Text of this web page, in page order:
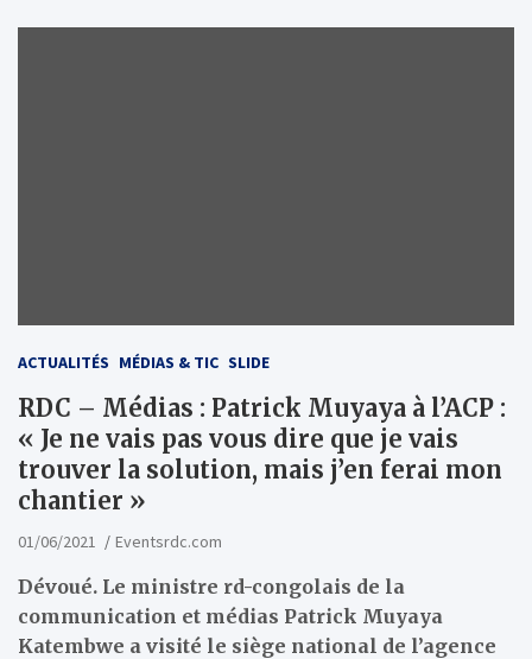
ACTUALITÉS MÉDIAS & TIC SLIDE
RDC – Médias : Patrick Muyaya à l’ACP :
« Je ne vais pas vous dire que je vais
trouver la solution, mais j’en ferai mon
chantier »
01/06/2021 Eventsrdc.com
Dévoué. Le ministre rd-congolais de la
communication et médias Patrick Muyaya
Katembwe a visité le siège national de l’agence